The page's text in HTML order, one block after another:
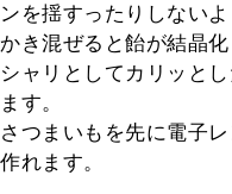
ンを揺すったりしないよ
かき混ぜると飴が結晶
シャリとしてカリッと
ます。
さつまいもを先に電子
作れます。